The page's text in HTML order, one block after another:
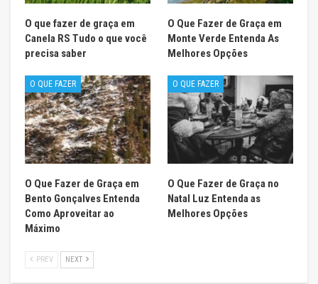
O que fazer de graça em
Canela RS Tudo o que você
precisa saber
O Que Fazer de Graça em
Monte Verde Entenda As
Melhores Opções
O QUE FAZER
O Que Fazer de Graça em
Bento Gonçalves Entenda
Como Aproveitar ao
Máximo
O QUE FAZER
O Que Fazer de Graça no
Natal Luz Entenda as
Melhores Opções
PREV NEXT